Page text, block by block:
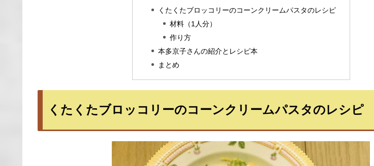
くたくたブロッコリーのコーンクリームパスタのレシピ
材料（1人分）
作り方
本多京子さんの紹介とレシピ本
まとめ
くたくたブロッコリーのコーンクリームパスタのレシピ